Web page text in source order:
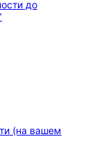
(на вашем